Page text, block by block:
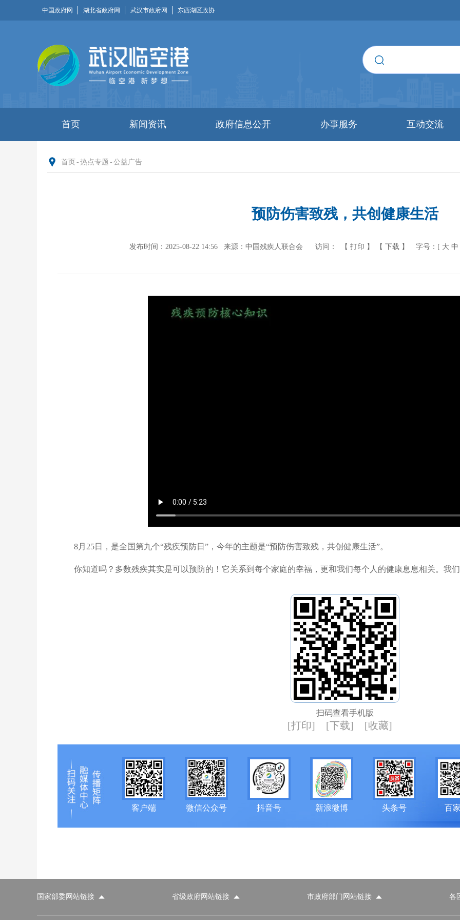
中国政府网 湖北省政府网 武汉市政府网 东西湖区政协
首页 新闻资讯 政府信息公开 办事服务 互动交流
首页 - 热点专题 - 公益广告
预防伤害致残，共创健康生活
发布时间：2025-08-22 14:56 来源：中国残疾人联合会 访问： 【 打印 】 【 下载 】 字号：[ 大 中
8月25日，是全国第九个“残疾预防日”，今年的主题是“预防伤害致残，共创健康生活”。
你知道吗？多数残疾其实是可以预防的！它关系到每个家庭的幸福，更和我们每个人的健康息息相关。我
扫码查看手机版
[打印] [下载] [收藏]
客户端 微信公众号 抖音号 新浪微博 头条号 百
国家部委网站链接 省级政府网站链接 市政府部门网站链接 各
国家部委网站 省级政府网站 市政府部门网站 各区政府部门网站 推荐访问网站